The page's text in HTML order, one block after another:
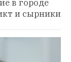
в городе
и сырники